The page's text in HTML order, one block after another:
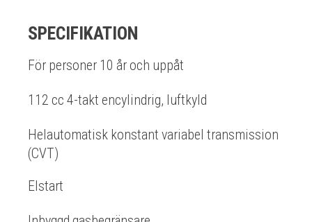
SPECIFIKATION
För personer 10 år och uppåt
112 cc 4-takt encylindrig, luftkyld
Helautomatisk konstant variabel transmission
(CVT)
Elstart